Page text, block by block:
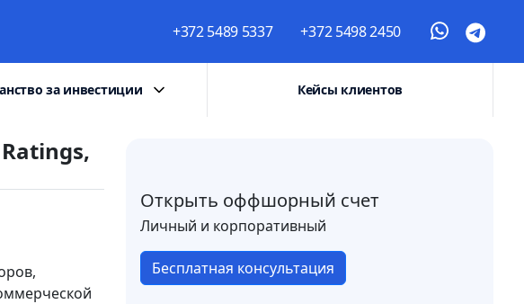
+372 5489 5337 +372 5498 2450
за инвестиции Кейсы клиентов
Открыть оффшорный счет
Личный и корпоративный
Бесплатная консультация